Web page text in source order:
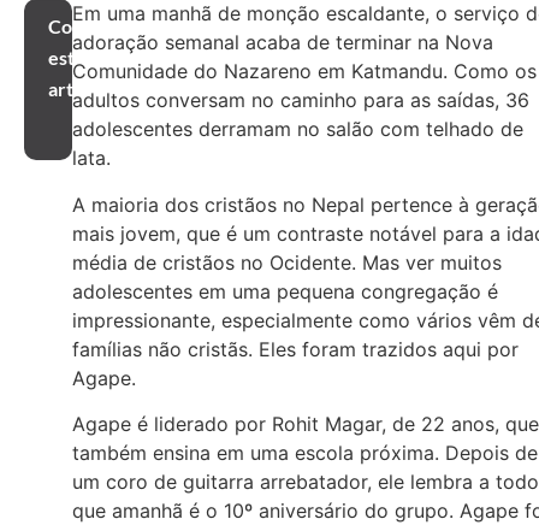
Compartilhar
este
artigo
Em uma manhã de monção escaldante, o serviço
adoração semanal acaba de terminar na Nova
Comunidade do Nazareno em Katmandu. Como os
adultos conversam no caminho para as saídas, 36
adolescentes derramam no salão com telhado de
lata.
A maioria dos cristãos no Nepal pertence à
mais jovem, que é um contraste notável para a
média de cristãos no Ocidente. Mas ver muitos
adolescentes em uma pequena congregação é
impressionante, especialmente como vários vêm
famílias não cristãs. Eles foram trazidos aqui por
Agape.
Agape é liderado por Rohit Magar, de 22 anos, que
também ensina em uma escola próxima. Depois de
um coro de guitarra arrebatador, ele lembra a
que amanhã é o 10º aniversário do grupo. Agape